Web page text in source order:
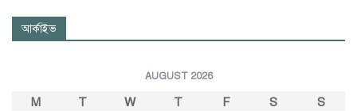
আর্কাইভ
AUGUST 2026
M T W T F S
S